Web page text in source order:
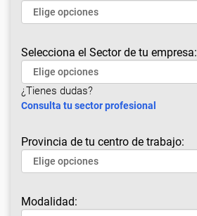
Selecciona el Sector de tu empresa:
¿Tienes dudas?
Consulta tu sector profesional
Provincia de tu centro de trabajo:
Modalidad: